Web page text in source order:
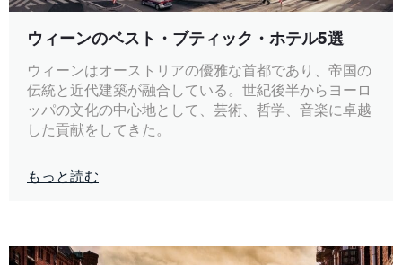
ウィーンのベスト・ブティック・ホテル5選
ウィーンはオーストリアの優雅な首都であり、帝国の
伝統と近代建築が融合している。世紀後半からヨーロ
ッパの文化の中心地として、芸術、哲学、音楽に卓越
した貢献をしてきた。
もっと読む